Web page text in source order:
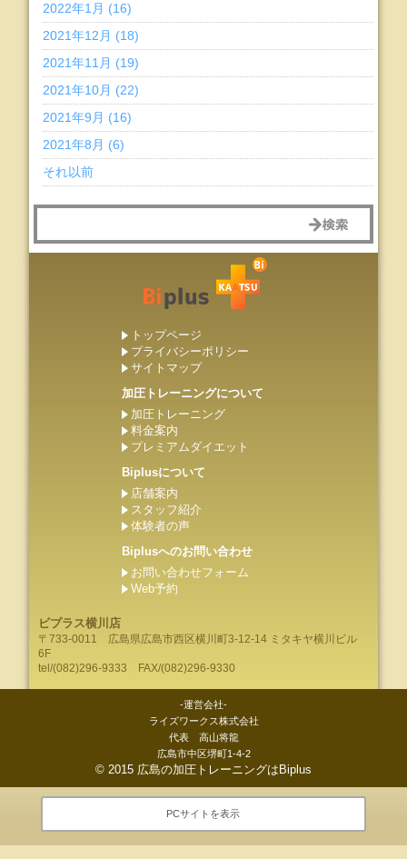
2022年1月 (16)
2021年12月 (18)
2021年11月 (19)
2021年10月 (22)
2021年9月 (16)
2021年8月 (6)
それ以前
トップページ
プライバシーポリシー
サイトマップ
加圧トレーニングについて
加圧トレーニング
料金案内
プレミアムダイエット
Biplusについて
店舗案内
スタッフ紹介
体験者の声
Biplusへのお問い合わせ
お問い合わせフォーム
Web予約
ビプラス横川店
〒733-0011 広島県広島市西区横川町3-12-14 ミタキヤ横川ビル
6F
tel/(082)296-9333 FAX/(082)296-9330
-運営会社-
ライズワークス株式会社
代表 高山将龍
広島市中区堺町1-4-2
© 2015 広島の加圧トレーニングはBiplus
PCサイトを表示